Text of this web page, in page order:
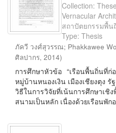
Collection:
Vernacular
สถาปัตยกรรมพื้น
Type: Thesis
ภัควี วงศ์สุวรรณ; Phakkawee
ศิลปากร, 2014)
การศึกษาหัวข้อ “เรือนพื้นถิ่นที่
หมู่บ้านหนองเงิน เมืองเชียงตุง
วิธีในการวิจัยที่เน้นการศึกษาเชิ
สนามเป็นหลัก เนื่องด้วยเรือนพัก